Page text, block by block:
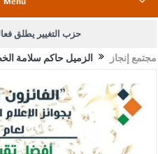
حزب التغيير يطلق
الجيش يفتح باب التجنيد
بيان اجتماع عمّان:دعم الوصاية
الأمن يتلف 16 مليون حبة كبتاجون و1480 كغم مواد مخدرة
مجتمع إنجاز الزميل حاكم سلامة